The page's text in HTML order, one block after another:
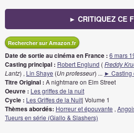
► CRITIQUEZ CE
Rechercher sur Amazon.fr
Date de sortie au cinéma en France : 6 mars
Casting principal : Robert Englund (Freddy
Lantz) , Lin Shaye (Un professeur) ... ► Casting
Titre Original : A nightmare on Elm Street
Oeuvre : Les griffes de la nuit
Cycle : Les Griffes de la Nuit| Volume 1
Thèmes abordés: Horreur et épouvante ,
Tueurs en série (Giallo & Slashers)